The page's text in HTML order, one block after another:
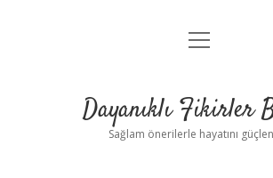
Anasayfa
Yasal Uyarı
menüyü
Dayanıklı Fikirler
Sağlam önerilerle hayatını